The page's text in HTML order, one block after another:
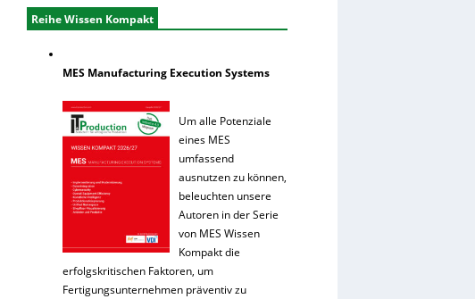
Reihe Wissen Kompakt
MES Manufacturing Execution Systems
Um alle Potenziale
eines MES
umfassend
ausnutzen zu können,
beleuchten unsere
Autoren in der Serie
von MES Wissen
Kompakt die
erfolgskritischen Faktoren, um
Fertigungsunternehmen präventiv zu